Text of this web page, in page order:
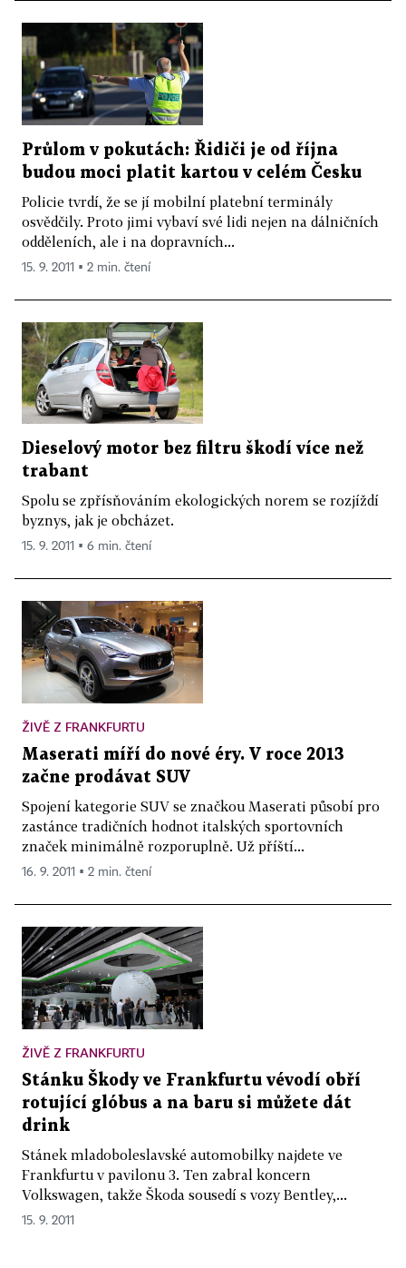
Průlom v pokutách: Řidiči je od října
budou moci platit kartou v celém Česku
Policie tvrdí, že se jí mobilní platební terminály
osvědčily. Proto jimi vybaví své lidi nejen na dálničních
odděleních, ale i na dopravních...
15. 9. 2011 ▪ 2 min. čtení
Dieselový motor bez filtru škodí více než
trabant
Spolu se zpřísňováním ekologických norem se rozjíždí
byznys, jak je obcházet.
15. 9. 2011 ▪ 6 min. čtení
ŽIVĚ Z FRANKFURTU
Maserati míří do nové éry. V roce 2013
začne prodávat SUV
Spojení kategorie SUV se značkou Maserati působí pro
zastánce tradičních hodnot italských sportovních
značek minimálně rozporuplně. Už příští...
16. 9. 2011 ▪ 2 min. čtení
ŽIVĚ Z FRANKFURTU
Stánku Škody ve Frankfurtu vévodí obří
rotující glóbus a na baru si můžete dát
drink
Stánek mladoboleslavské automobilky najdete ve
Frankfurtu v pavilonu 3. Ten zabral koncern
Volkswagen, takže Škoda sousedí s vozy Bentley,...
15. 9. 2011